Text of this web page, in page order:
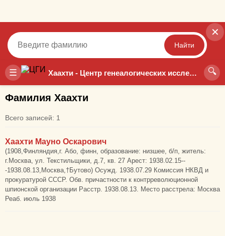
☰ Хаахти - Центр генеалогических исследований 🔍
✕
Найти
Точный Неточный
Фамилия Хаахти
Всего записей: 1
Хаахти Мауно Оскарович
(1908,Финляндия,г. Або, финн, образование: низшее, б/п, житель:
г.Москва, ул. Текстильщики, д.7, кв. 27 Арест: 1938.02.15--
-1938.08.13,Москва,†Бутово) Осужд. 1938.07.29 Комиссия НКВД и
прокуратурой СССР. Обв. причастности к контрреволюционной
шпионской организации Расстр. 1938.08.13. Место расстрела: Москва
Реаб. июль 1938